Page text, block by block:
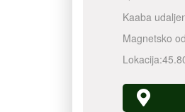
Kaaba
Magnetsko
Lokacija: